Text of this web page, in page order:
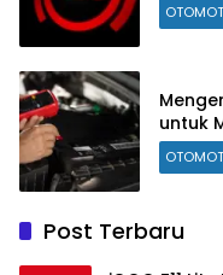
untuk
Post Terbaru